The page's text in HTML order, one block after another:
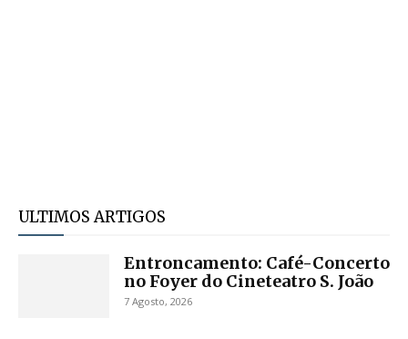
ULTIMOS ARTIGOS
Entroncamento: Café-Concerto
no Foyer do Cineteatro S. João
7 Agosto, 2026